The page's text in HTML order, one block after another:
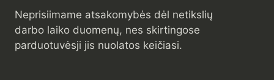
Neprisiimame atsakomybės dėl netikslių
darbo laiko duomenų, nes skirtingose
parduotuvėsji jis nuolatos keičiasi.